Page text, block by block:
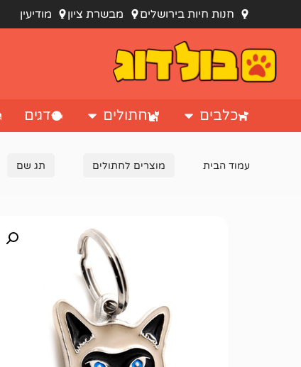
חנות חיות בירושלים מבשרת ציון מודיעין
כלבים חתולים דגים
עמוד הבית מוצרים לחתולים תג שם